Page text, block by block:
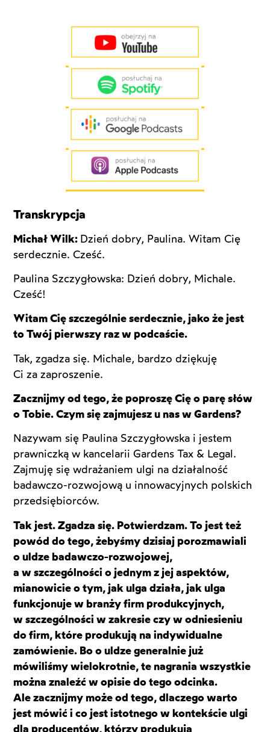
Transkrypcja
Michał Wilk: Dzień dobry, Paulina. Witam Cię
serdecznie. Cześć.
Paulina Szczygłowska: Dzień dobry, Michale.
Cześć!
Witam Cię szczególnie serdecznie, jako że jest
to Twój pierwszy raz w podcaście.
Tak, zgadza się. Michale, bardzo dziękuję
Ci za zaproszenie.
Zacznijmy od tego, że poproszę Cię o parę słów
o Tobie. Czym się zajmujesz u nas w Gardens?
Nazywam się Paulina Szczygłowska i jestem
prawniczką w kancelarii Gardens Tax & Legal.
Zajmuję się wdrażaniem ulgi na działalność
badawczo-rozwojową u innowacyjnych polskich
przedsiębiorców.
Tak jest. Zgadza się. Potwierdzam. To jest też
powód do tego, żebyśmy dzisiaj porozmawiali
o uldze badawczo-rozwojowej,
a w szczególności o jednym z jej aspektów,
mianowicie o tym, jak ulga działa, jak ulga
funkcjonuje w branży firm produkcyjnych,
w szczególności w zakresie czy w odniesieniu
do firm, które produkują na indywidualne
zamówienie. Bo o uldze generalnie już
mówiliśmy wielokrotnie, te nagrania wszystkie
można znaleźć w opisie do tego odcinka.
Ale zacznijmy może od tego, dlaczego warto
jest mówić i co jest istotnego w kontekście ulgi
dla producentów, którzy produkują